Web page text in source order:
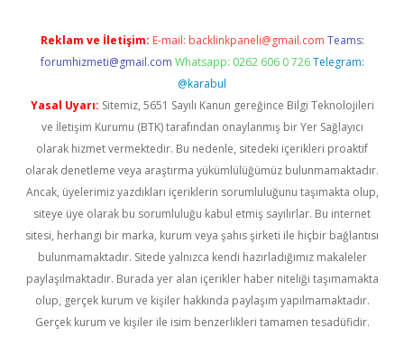
Reklam ve İletişim: E-mail: backlinkpaneli@gmail.com Teams:
forumhizmeti@gmail.com Whatsapp: 0262 606 0 726 Telegram:
@karabul
Yasal Uyarı: Sitemiz, 5651 Sayılı Kanun gereğince Bilgi Teknolojileri
ve İletişim Kurumu (BTK) tarafından onaylanmış bir Yer Sağlayıcı
olarak hizmet vermektedir. Bu nedenle, sitedeki içerikleri proaktif
olarak denetleme veya araştırma yükümlülüğümüz bulunmamaktadır.
Ancak, üyelerimiz yazdıkları içeriklerin sorumluluğunu taşımakta olup,
siteye üye olarak bu sorumluluğu kabul etmiş sayılırlar. Bu internet
sitesi, herhangi bir marka, kurum veya şahıs şirketi ile hiçbir bağlantısı
bulunmamaktadır. Sitede yalnızca kendi hazırladığımız makaleler
paylaşılmaktadır. Burada yer alan içerikler haber niteliği taşımamakta
olup, gerçek kurum ve kişiler hakkında paylaşım yapılmamaktadır.
Gerçek kurum ve kişiler ile isim benzerlikleri tamamen tesadüfidir.